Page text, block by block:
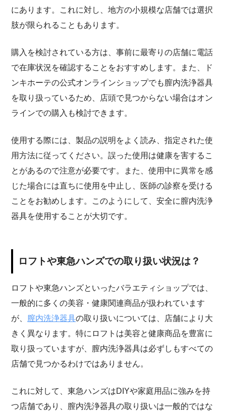
にあります。これに対し、地方の小規模な店舗では選択
肢が限られることもあります。
購入を検討されている方は、事前に最寄りの店舗に電話
で在庫状況を確認することをおすすめします。また、ド
ンキホーテの公式オンラインショップでも膣内洗浄器具
を取り扱っているため、店頭で見つからない場合はオン
ラインでの購入も検討できます。
使用する際には、製品の説明をよく読み、指定された使
用方法に従ってください。誤った使用は健康を害するこ
とがあるので注意が必要です。また、使用中に異常を感
じた場合には直ちに使用を中止し、医師の診察を受ける
ことをお勧めします。このようにして、安全に膣内洗浄
器具を使用することが大切です。
ロフトや東急ハンズでの取り扱い状況は？
ロフトや東急ハンズといったバラエティショップでは、
一般的に多くの美容・健康関連商品が扱われています
が、
膣内洗浄器具の取り扱いについては、店舗により大
きく異なります。特にロフトは美容と健康商品を豊富に
取り扱っていますが、膣内洗浄器具は必ずしもすべての
店舗で見つかるわけではありません。
これに対して、東急ハンズはDIYや家庭用品に強みを持
つ店舗であり、膣内洗浄器具の取り扱いは一般的ではな